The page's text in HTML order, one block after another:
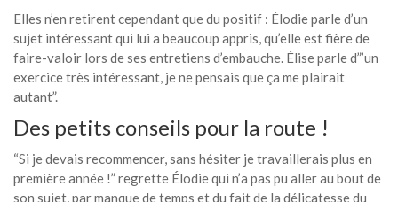
Elles n’en retirent cependant que du positif : Élodie parle d’un
sujet intéressant qui lui a beaucoup appris, qu’elle est fière de
faire-valoir lors de ses entretiens d’embauche. Élise parle d”’un
exercice très intéressant, je ne pensais que ça me plairait
autant”.
Des petits conseils pour la route !
“Si je devais recommencer, sans hésiter je travaillerais plus en
première année !” regrette Élodie qui n’a pas pu aller au bout de
son sujet, par manque de temps et du fait de la délicatesse du